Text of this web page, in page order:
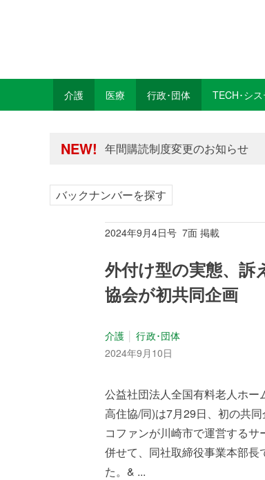
介護 医療 行政･団体 TECH･シ
NEW!
年間購読制度変更のお知らせ
高齢者住宅新聞 無料会員の皆様
バックナンバーを探す
2024年9月4日号 7面 掲載
外付け型の実態、
協会が初共同企画
介護
行政･団体
2024年9月10日
公益社団法人全国有料老人ホー
高住協/同)は7月29日、初の共
コファンが川崎市で運営する
併せて、同社取締役事業本部
た。& ...